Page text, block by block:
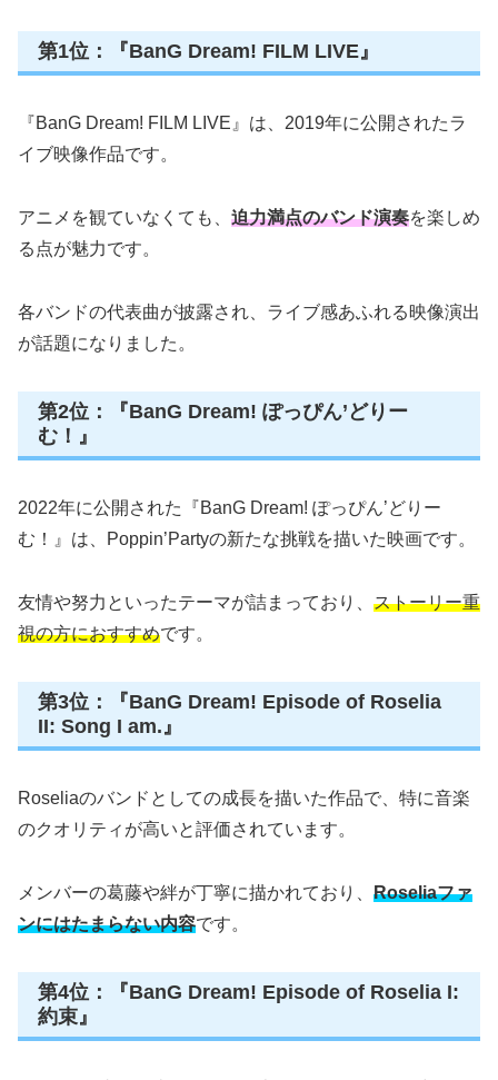
第1位：『BanG Dream! FILM LIVE』
『BanG Dream! FILM LIVE』は、2019年に公開されたラ
イブ映像作品です。
アニメを観ていなくても、 迫力満点のバンド演奏を楽しめ
る点が魅力です。
各バンドの代表曲が披露され、ライブ感あふれる映像演出
が話題になりました。
第2位：『BanG Dream! ぽっぴん’どりー
む！』
2022年に公開された『BanG Dream! ぽっぴん’どりー
む！』は、Poppin’Partyの新たな挑戦を描いた映画です。
友情や努力といったテーマが詰まっており、 ストーリー重
視の方におすすめです。
第3位：『BanG Dream! Episode of Roselia
II: Song I am.』
Roseliaのバンドとしての成長を描いた作品で、特に音楽
のクオリティが高いと評価されています。
メンバーの葛藤や絆が丁寧に描かれており、 Roseliaファ
ンにはたまらない内容です。
第4位：『BanG Dream! Episode of Roselia I:
約束』